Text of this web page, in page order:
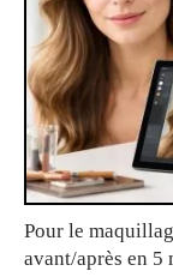
Pour le
avant/après en 5